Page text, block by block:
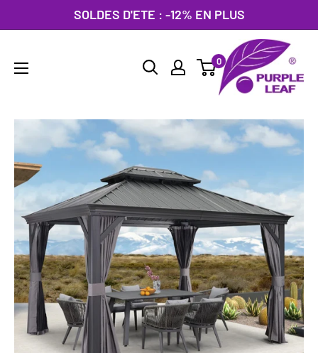
au
SOLDES D'ETE : -12% EN PLUS
0
PURPLE
LEAF
France